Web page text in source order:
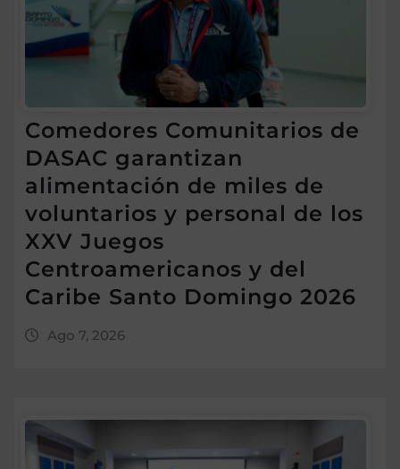
Comedores Comunitarios de
DASAC garantizan
alimentación de miles de
voluntarios y personal de los
XXV Juegos
Centroamericanos y del
Caribe Santo Domingo 2026
Ago 7, 2026